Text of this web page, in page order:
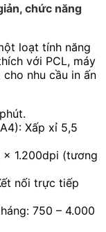
chức năng
loạt tính năng
với PCL, máy
nhu cầu in ấn
Xấp xỉ 5,5
x 1.200dpi (tương
nối trực tiếp
750 – 4.000